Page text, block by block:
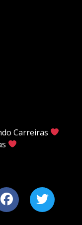
Carreiras